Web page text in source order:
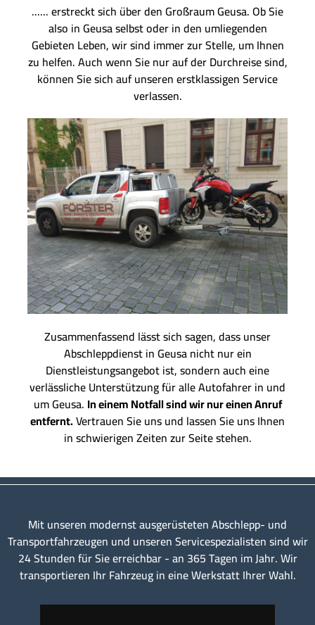
...... erstreckt sich über den Großraum Geusa. Ob Sie
also in Geusa selbst oder in den umliegenden
Gebieten Leben, wir sind immer zur Stelle, um Ihnen
zu helfen. Auch wenn Sie nur auf der Durchreise sind,
können Sie sich auf unseren erstklassigen Service
verlassen.
Zusammenfassend lässt sich sagen, dass unser
Abschleppdienst in Geusa nicht nur ein
Dienstleistungsangebot ist, sondern auch eine
verlässliche Unterstützung für alle Autofahrer in und
um Geusa. In einem Notfall sind wir nur einen Anruf
entfernt.Vertrauen Sie uns und lassen Sie uns Ihnen
in schwierigen Zeiten zur Seite stehen.
Mit unseren modernst ausgerüsteten Abschlepp- und
Transportfahrzeugen und unseren Servicespezialisten sind wir
24 Stunden für Sie erreichbar - an 365 Tagen im Jahr. Wir
transportieren Ihr Fahrzeug in eine Werkstatt Ihrer Wahl.